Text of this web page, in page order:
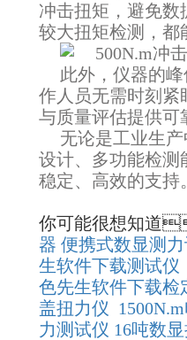
冲击扭矩，避免
较大扭矩检测，
此外，仪器的
作人员无需时刻紧盯
与质量评估提供可
无论是工业生产
设计、多功能检
稳定、高效的支持
你可能很想知道
器 便携式数显测
生软件下载测试仪
色先生软件下载检
盖扭力仪
力测试仪 16吨数